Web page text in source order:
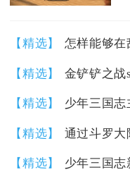
【精选】
【精选】 金铲铲之战
【精选】 少年三国
【精选】
【精选】